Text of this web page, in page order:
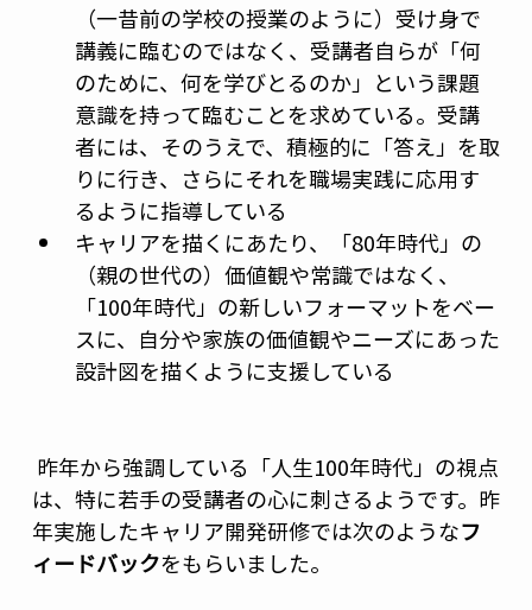
（一昔前の学校の授業のように）受け身で
講義に臨むのではなく、受講者自らが「何
のために、何を学びとるのか」という課題
意識を持って臨むことを求めている。受講
者には、そのうえで、積極的に「答え」を取
りに行き、さらにそれを職場実践に応用す
るように指導している
キャリアを描くにあたり、「80年時代」の
（親の世代の）価値観や常識ではなく、
「100年時代」の新しいフォーマットをベー
スに、自分や家族の価値観やニーズにあった
設計図を描くように支援している
は、特に若手の受講者の心に刺さるようです。昨
年実施したキャリア開発研修では次のようなフ
ィードバックをもらいました。